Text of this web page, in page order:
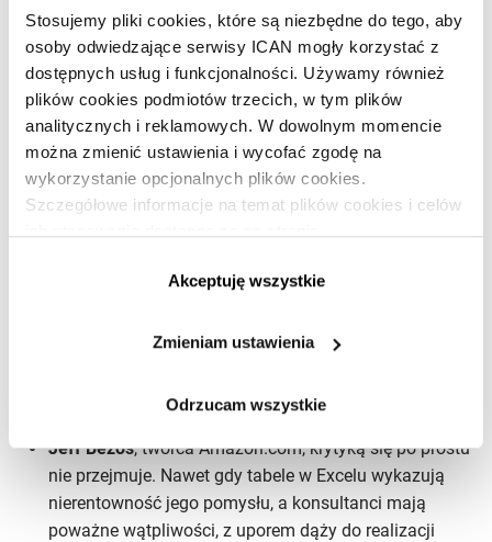
Stosujemy pliki cookies, które są niezbędne do tego, aby
osoby odwiedzające serwisy ICAN mogły korzystać z
dostępnych usług i funkcjonalności. Używamy również
plików cookies podmiotów trzecich, w tym plików
analitycznych i reklamowych. W dowolnym momencie
można zmienić ustawienia i wycofać zgodę na
wykorzystanie opcjonalnych plików cookies.
Szczegółowe informacje na temat plików cookies i celów
Akceptuję wszystkie
Zmieniam ustawienia
Odrzucam wszystkie
3. Przejmowanie się krytyką
W obawie przed krytyką nawet najlepszy pomysł może
zostać pogrzebany, nim ktokolwiek o nim usłyszy.
A przecież możliwość konfrontacji z innymi to przede
wszystkim szansa na udowodnienie swoich racji
i weryfikację pomysłu.Jeśli spotkasz się z krytyką – nie
odbieraj tego personalnie.Wyciągaj wnioski i udoskonalaj
Pewien stopień niepewności towarzyszy każdemu aktowi
blokuje, powinieneś się na nią po prostu uodpornić.
Jeff Bezos, twórca Amazon.com, krytyką się po prostu
nie przejmuje. Nawet gdy tabele w Excelu wykazują
nierentowność jego pomysłu, a konsultanci mają
poważne wątpliwości, z uporem dąży do realizacji